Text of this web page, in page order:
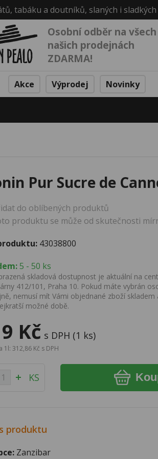
tabáku a doutníků, slaných i
Osobní odběr na všech
našich prodejnách
ZDARMA!
Akce Výprodej Novinky
Pur Sucre de
do oblíbených produktů
produktu se může od skutečnosti
43038800
5 - 50 ks
skladová dostupnost je aktuální na
412/101, Praha 10. Pokud máte vybrán
nemusí mít Vámi objednané zboží skladem
možné době.
Kč s DPH (1 ks)
1l: 312,86 Kč s DPH
KS
produktu
Zanzibar